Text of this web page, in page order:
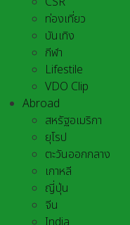
ท่องเที่ยว
บันเทิง
กีฬา
Lifestile
VDO Clip
Abroad
สหรัฐอเมริกา
ยุโรป
ตะวันออกกลาง
เกาหลี
ญี่ปุ่น
จีน